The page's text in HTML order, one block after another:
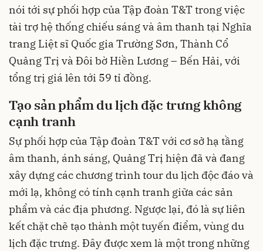
nói tới sự phối hợp của Tập đoàn T&T trong việc
tài trợ hệ thống chiếu sáng và âm thanh tại Nghĩa
trang Liệt sĩ Quốc gia Trường Sơn, Thành Cổ
Quảng Trị và Đôi bờ Hiền Lương – Bến Hải, với
tổng trị giá lên tới 59 tỉ đồng.
Tạo sản phẩm du lịch đặc trưng không
cạnh tranh
Sự phối hợp của Tập đoàn T&T với cơ sở hạ tầng
âm thanh, ánh sáng, Quảng Trị hiện đã và đang
xây dựng các chương trình tour du lịch độc đáo và
mới lạ, không có tính cạnh tranh giữa các sản
phẩm và các địa phương. Ngược lại, đó là sự liên
kết chặt chẽ tạo thành một tuyến điểm, vùng du
lịch đặc trưng. Đây được xem là một trong những